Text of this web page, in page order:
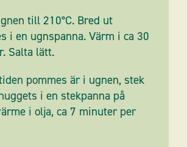
till 210°C. Bred ut
i en ugnspanna. Värm i ca 30
Salta lätt.
pommes är i ugnen, stek
i en stekpanna på
i olja, ca 7 minuter per